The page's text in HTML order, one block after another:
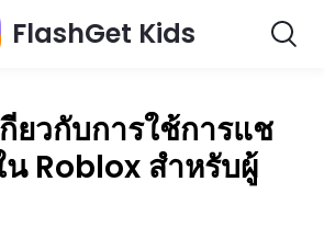
FlashGet Kids
ยวกับการใช้การแช
น Roblox สำหรับผู้